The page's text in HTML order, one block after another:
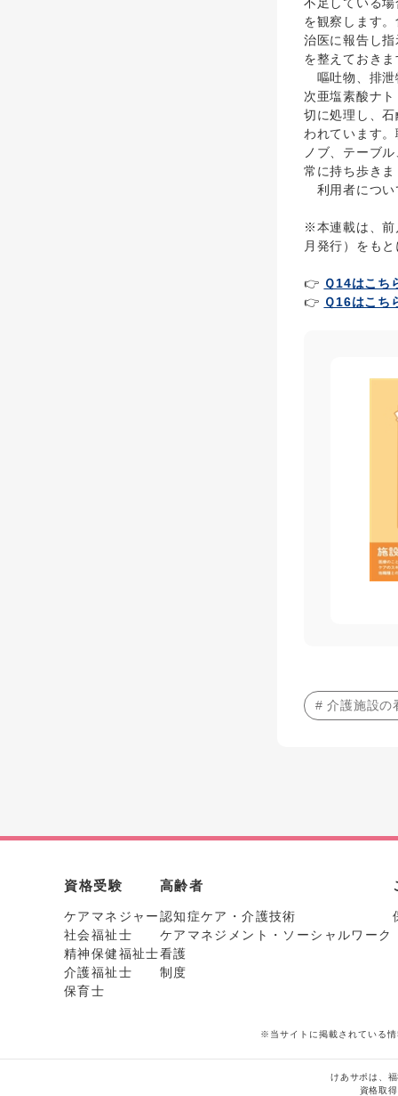
を観察します
治医に報告し
を整えておき
嘔吐物、排泄
次亜塩素酸ナ
切に処理し、
われています
ノブ、テーブ
常に持ち歩き
利用者につい
※本連載は、前
月発行）をも
👉 Ｑ14はこち
👉 Ｑ16はこち
# 介護施設の
資格受験
ケアマネジャー
社会福祉士
精神保健福祉士
介護福祉士
保育士
高齢者
認知症ケア・介護技術
ケアマネジメント・ソーシャルワーク
看護
制度
※当サイトに掲載されている
けあサポは、
資格取